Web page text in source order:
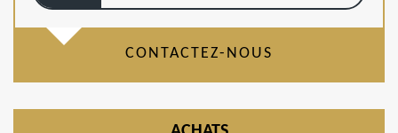
CONTACTEZ-NOUS